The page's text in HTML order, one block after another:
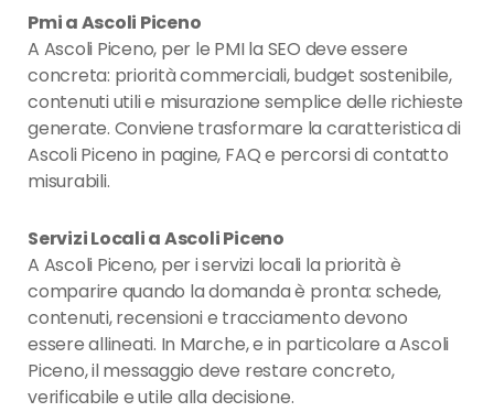
Pmi a Ascoli Piceno
A Ascoli Piceno, per le PMI la SEO deve essere
concreta: priorità commerciali, budget sostenibile,
contenuti utili e misurazione semplice delle richieste
generate. Conviene trasformare la caratteristica di
Ascoli Piceno in pagine, FAQ e percorsi di contatto
misurabili.
Servizi Locali a Ascoli Piceno
A Ascoli Piceno, per i servizi locali la priorità è
comparire quando la domanda è pronta: schede,
contenuti, recensioni e tracciamento devono
essere allineati. In Marche, e in particolare a Ascoli
Piceno, il messaggio deve restare concreto,
verificabile e utile alla decisione.